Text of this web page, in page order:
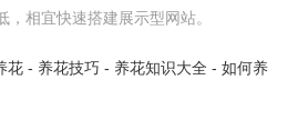
相宜快速搭建展示型网站。
花 - 养花技巧 - 养花知识大全 - 如何养